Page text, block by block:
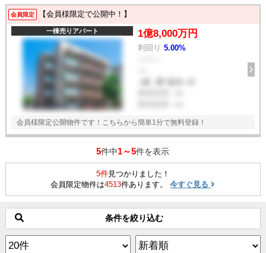
会員限定 【会員様限定で公開中！】
一棟売りアパート 1億8,000万円
利回り 5.00%
会員様限定公開物件です！こちらから簡単1分で無料登録！
5件中1～5件を表示
5件見つかりました！
会員限定物件は4513件あります。今すぐ見る
条件を絞り込む